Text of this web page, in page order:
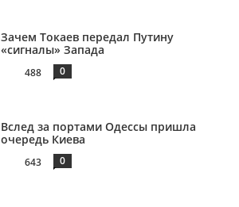
Зачем Токаев передал Путину
«сигналы» Запада
488 0
Вслед за портами Одессы пришла
очередь Киева
643 0